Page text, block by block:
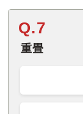
Q.7
重畳